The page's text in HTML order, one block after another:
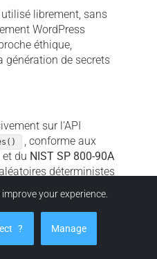
librement, sans
WordPress
éthique,
génération de secrets
sur l’API
, conforme aux
et du NIST SP 800-90A
déterministes
une entropie certifiable
externes ni de sources
your experience.
? Manage